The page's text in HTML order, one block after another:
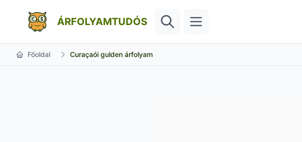
ÁRFOLYAMTUDÓS
Főoldal Curaçaói gulden árfolyam